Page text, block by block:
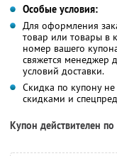
Особые условия:
Для оформления
товар или товары в
номер вашего
свяжется менеджер
условий доставки.
Скидка по купону
скидками и
Купон действителен